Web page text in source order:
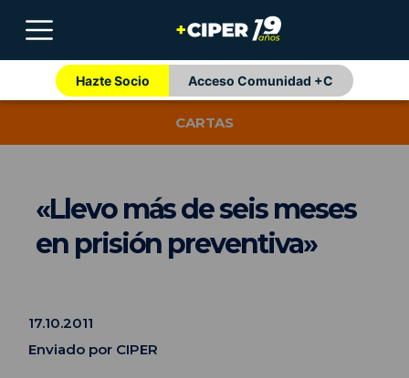
Hazte Socio Acceso Comunidad +C
CARTAS
«Llevo más de seis meses
en prisión preventiva»
17.10.2011
Enviado por CIPER